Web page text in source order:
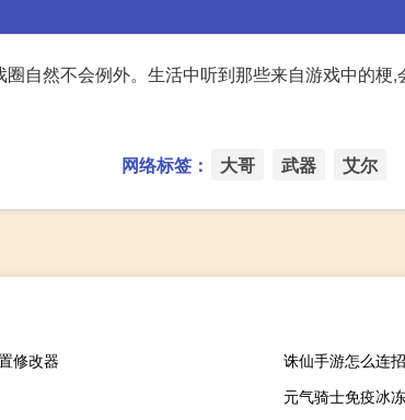
自然不会例外。生活中听到那些来自游戏中的梗
网络标签： 大哥 武器 艾尔
修改器
诛仙手游怎么连
元气骑士免疫冰